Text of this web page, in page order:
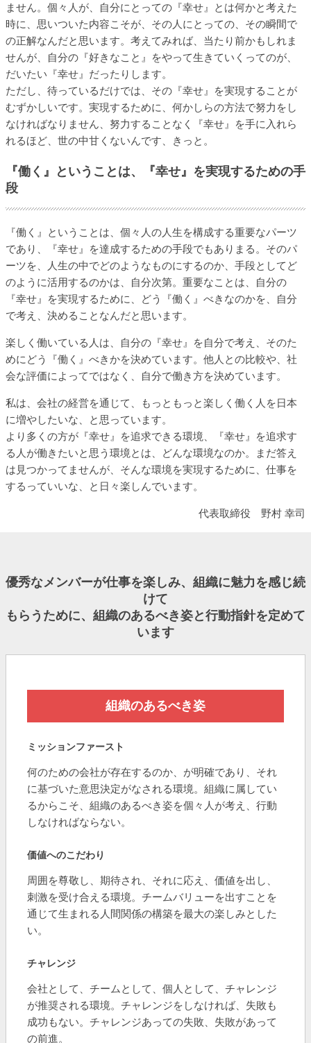
ません。個々人が、自分にとっての『幸せ』とは何かと考えた
時に、思いついた内容こそが、その人にとっての、その瞬間で
の正解なんだと思います。考えてみれば、当たり前かもしれま
せんが、自分の『好きなこと』をやって生きていくってのが、
だいたい『幸せ』だったりします。
ただし、待っているだけでは、その『幸せ』を実現することが
むずかしいです。実現するために、何かしらの方法で努力をし
なければなりません、努力することなく『幸せ』を手に入れら
れるほど、世の中甘くないんです、きっと。
『働く』ということは、『幸せ』を実現するための手
段
『働く』ということは、個々人の人生を構成する重要なパーツ
であり、『幸せ』を達成するための手段でもありまる。そのパ
ーツを、人生の中でどのようなものにするのか、手段としてど
のように活用するのかは、自分次第。重要なことは、自分の
『幸せ』を実現するために、どう『働く』べきなのかを、自分
で考え、決めることなんだと思います。
楽しく働いている人は、自分の『幸せ』を自分で考え、そのた
めにどう『働く』べきかを決めています。他人との比較や、社
会な評価によってではなく、自分で働き方を決めています。
私は、会社の経営を通じて、もっともっと楽しく働く人を日本
に増やしたいな、と思っています。
より多くの方が『幸せ』を追求できる環境、『幸せ』を追求す
る人が働きたいと思う環境とは、どんな環境なのか。まだ答え
は見つかってませんが、そんな環境を実現するために、仕事を
するっていいな、と日々楽しんでいます。
代表取締役 野村 幸司
優秀なメンバーが仕事を楽しみ、組織に魅力を感じ続
けて
もらうために、組織のあるべき姿と行動指針を定めて
います
組織のあるべき姿
ミッションファースト
何のための会社が存在するのか、が明確であり、それ
に基づいた意思決定がなされる環境。組織に属してい
るからこそ、組織のあるべき姿を個々人が考え、行動
しなければならない。
価値へのこだわり
周囲を尊敬し、期待され、それに応え、価値を出し、
刺激を受け合える環境。チームバリューを出すことを
通じて生まれる人間関係の構築を最大の楽しみとした
い。
チャレンジ
会社として、チームとして、個人として、チャレンジ
が推奨される環境。チャレンジをしなければ、失敗も
成功もない。チャレンジあっての失敗、失敗があって
の前進。